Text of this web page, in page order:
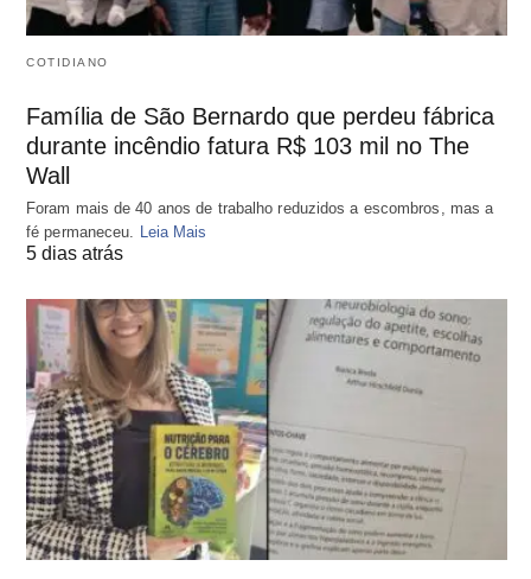
COTIDIANO
Família de São Bernardo que perdeu fábrica
durante incêndio fatura R$ 103 mil no The
Wall
Foram mais de 40 anos de trabalho reduzidos a escombros, mas a
fé permaneceu. Leia Mais
5 dias atrás